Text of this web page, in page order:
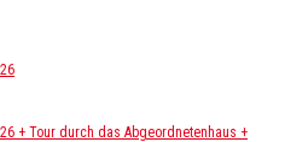
+ Tour durch das Abgeordnetenhaus +